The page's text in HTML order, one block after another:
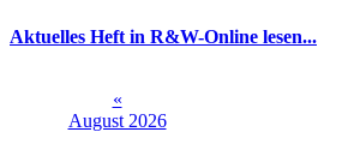
Aktuelles Heft in R&W-Online lesen...
«
August 2026